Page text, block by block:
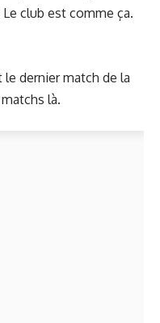
club est comme ça.
le dernier match de la
là.